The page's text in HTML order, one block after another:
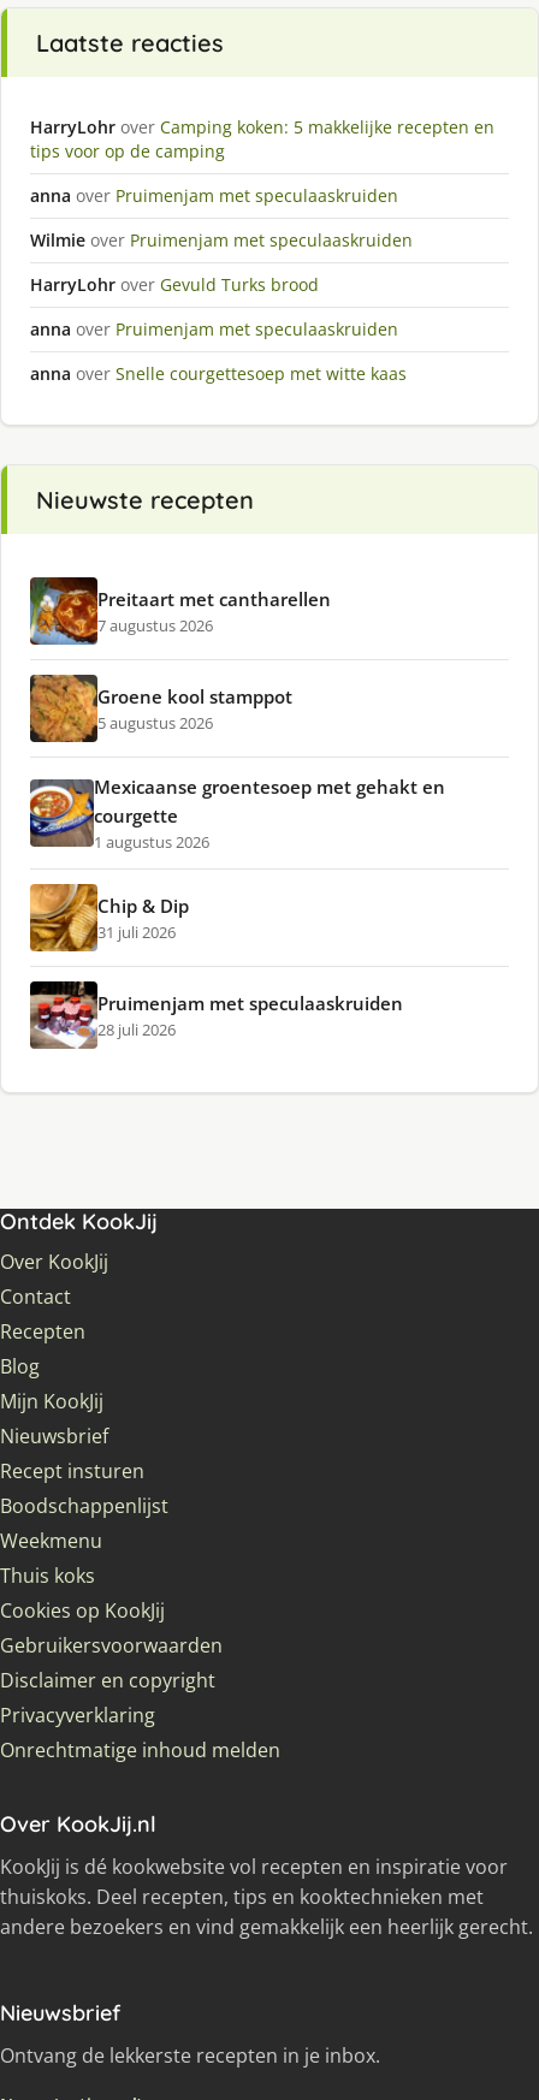
Laatste reacties
HarryLohr over Camping koken: 5 makkelijke recepten en
tips voor op de camping
anna over Pruimenjam met speculaaskruiden
Wilmie over Pruimenjam met speculaaskruiden
HarryLohr over Gevuld Turks brood
anna over Pruimenjam met speculaaskruiden
anna over Snelle courgettesoep met witte kaas
Nieuwste recepten
Preitaart met cantharellen
7 augustus 2026
Groene kool stamppot
5 augustus 2026
Mexicaanse groentesoep met gehakt en
courgette
1 augustus 2026
Chip & Dip
31 juli 2026
Pruimenjam met speculaaskruiden
28 juli 2026
Ontdek KookJij
Over KookJij
Contact
Recepten
Blog
Mijn KookJij
Nieuwsbrief
Recept insturen
Boodschappenlijst
Weekmenu
Thuis koks
Cookies op KookJij
Gebruikersvoorwaarden
Disclaimer en copyright
Privacyverklaring
Onrechtmatige inhoud melden
Over KookJij.nl
KookJij is dé kookwebsite vol recepten en inspiratie voor
thuiskoks. Deel recepten, tips en kooktechnieken met
andere bezoekers en vind gemakkelijk een heerlijk gerecht.
Nieuwsbrief
Ontvang de lekkerste recepten in je inbox.